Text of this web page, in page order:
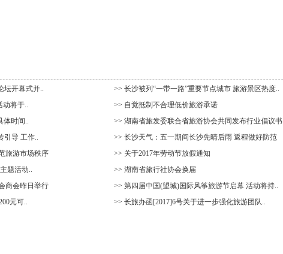
坛开幕式并..
>> 长沙被列“一带一路”重要节点城市 旅游景区热度..
动将于..
>> 自觉抵制不合理低价旅游承诺
体时间..
>> 湖南省旅发委联合省旅游协会共同发布行业倡议书
引导 工作..
>> 长沙天气：五一期间长沙先晴后雨 返程做好防范
旅游市场秩序
>> 关于2017年劳动节放假通知
题活动..
>> 湖南省旅行社协会换届
商会昨日举行
>> 第四届中国(望城)国际风筝旅游节启幕 活动将持..
元可..
>> 长旅办函[2017]6号关于进一步强化旅游团队..